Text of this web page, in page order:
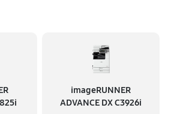
imageRUNNER
ADVANCE DX C3926i